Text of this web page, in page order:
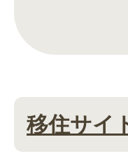
移住サイ